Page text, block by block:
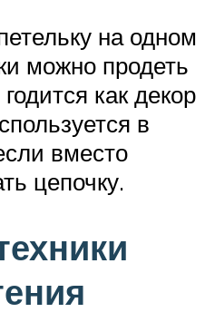
на одном
можно продеть
как декор
в
вместо
цепочку.